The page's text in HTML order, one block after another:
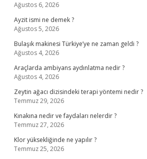
Ağustos 6, 2026
Ayzit ismi ne demek ?
Ağustos 5, 2026
Bulaşık makinesi Türkiye’ye ne zaman geldi ?
Ağustos 4, 2026
Araçlarda ambiyans aydınlatma nedir ?
Ağustos 4, 2026
Zeytin ağacı dizisindeki terapi yöntemi nedir ?
Temmuz 29, 2026
Kınakına nedir ve faydaları nelerdir ?
Temmuz 27, 2026
Klor yüksekliğinde ne yapılır ?
Temmuz 25, 2026